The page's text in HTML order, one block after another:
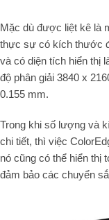
Mặc dù được liệt kê là
thực sự có kích thước
và có diện tích hiển thị
độ phân giải 3840 x
0.155 mm.
Trong khi số lượng và
chi tiết, thì việc
nó cũng có thể hiển thị
đảm bảo các chuyển